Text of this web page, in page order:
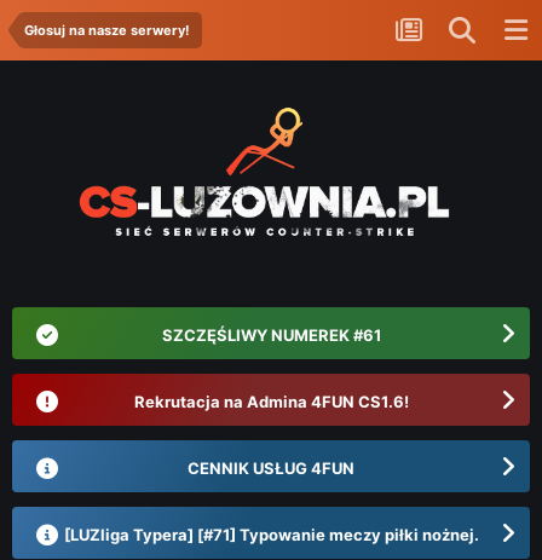
Głosuj na nasze serwery!
SZCZĘŚLIWY NUMEREK #61
Rekrutacja na Admina 4FUN CS1.6!
CENNIK USŁUG 4FUN
[LUZliga Typera] [#71] Typowanie meczy piłki nożnej.